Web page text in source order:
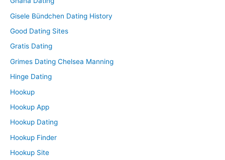
Gisele Bündchen Dating History
Good Dating Sites
Gratis Dating
Grimes Dating Chelsea Manning
Hinge Dating
Hookup
Hookup App
Hookup Dating
Hookup Finder
Hookup Site